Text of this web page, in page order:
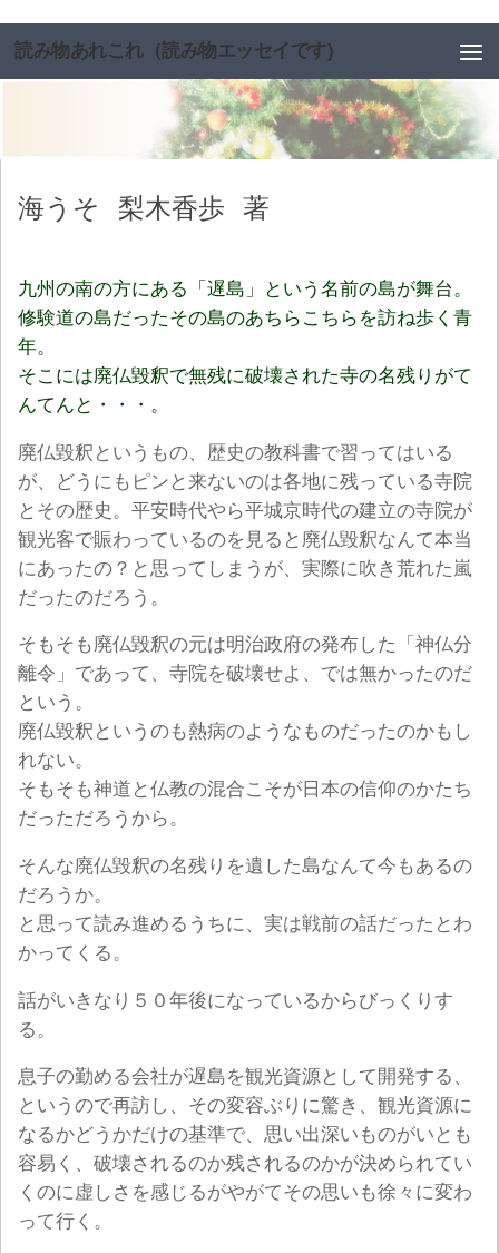
読み物あれこれ（読み物エッセイです)
海うそ 梨木香歩 著
九州の南の方にある「遅島」という名前の島が舞台。
修験道の島だったその島のあちらこちらを訪ね歩く青
年。
そこには廃仏毀釈で無残に破壊された寺の名残りがて
んてんと・・・。
廃仏毀釈というもの、歴史の教科書で習ってはいる
が、どうにもピンと来ないのは各地に残っている寺院
とその歴史。平安時代やら平城京時代の建立の寺院が
観光客で賑わっているのを見ると廃仏毀釈なんて本当
にあったの？と思ってしまうが、実際に吹き荒れた嵐
だったのだろう。
そもそも廃仏毀釈の元は明治政府の発布した「神仏分
離令」であって、寺院を破壊せよ、では無かったのだ
という。
廃仏毀釈というのも熱病のようなものだったのかもし
れない。
そもそも神道と仏教の混合こそが日本の信仰のかたち
だっただろうから。
そんな廃仏毀釈の名残りを遺した島なんて今もあるの
だろうか。
と思って読み進めるうちに、実は戦前の話だったとわ
かってくる。
話がいきなり５０年後になっているからびっくりす
る。
息子の勤める会社が遅島を観光資源として開発する、
というので再訪し、その変容ぶりに驚き、観光資源に
なるかどうかだけの基準で、思い出深いものがいとも
容易く、破壊されるのか残されるのかが決められてい
くのに虚しさを感じるがやがてその思いも徐々に変わ
って行く。